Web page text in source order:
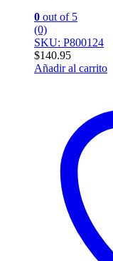
0 out of 5
(0)
SKU: P800124
$140.95
Añadir al carrito